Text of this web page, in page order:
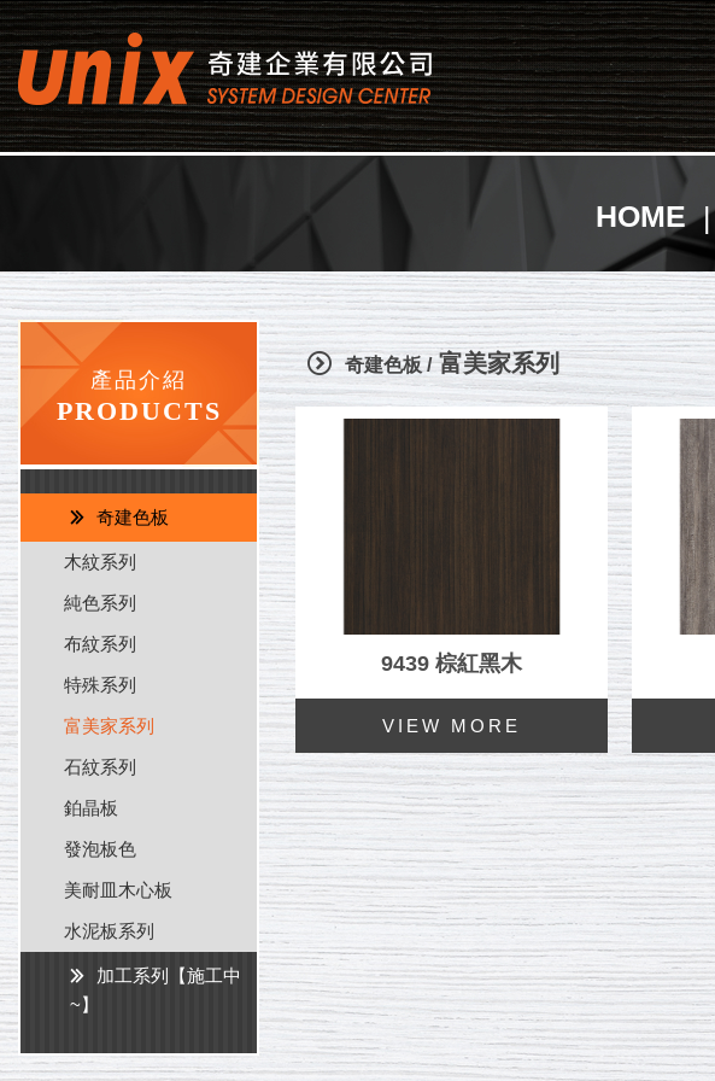
奇建企業有限公司
HOME
產品介紹
PRODUCTS
奇建色板
木紋系列
純色系列
布紋系列
特殊系列
富美家系列
石紋系列
鉑晶板
發泡板色
美耐皿木心板
水泥板系列
加工系列【施工中
~】
奇建色板 /富美家系列
9439 棕紅黑木